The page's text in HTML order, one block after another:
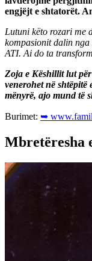
engjëjt e shtatorët.
Lutuni këto rozari me
kompasionit dalin nga
ATI. Ai do ta
Zoja e Këshillit lut
venerohet në shtëpitë
mënyrë, ajo mund të
Burimet: ➥
Mbretëresha